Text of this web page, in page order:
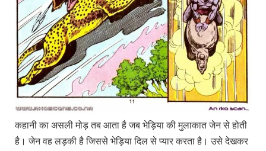
कहानी का असली मोड़ तब आता है जब भेड़िया की मुलाकात जेन से होती
है। जेन वह लड़की है जिससे भेड़िया दिल से प्यार करता है। उसे देखकर